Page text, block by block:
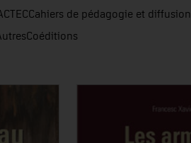
Cahiers de pédagogie et diffusion
Coéditions